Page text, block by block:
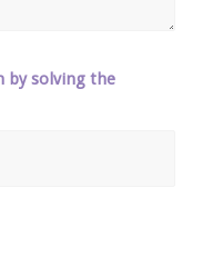
by solving the